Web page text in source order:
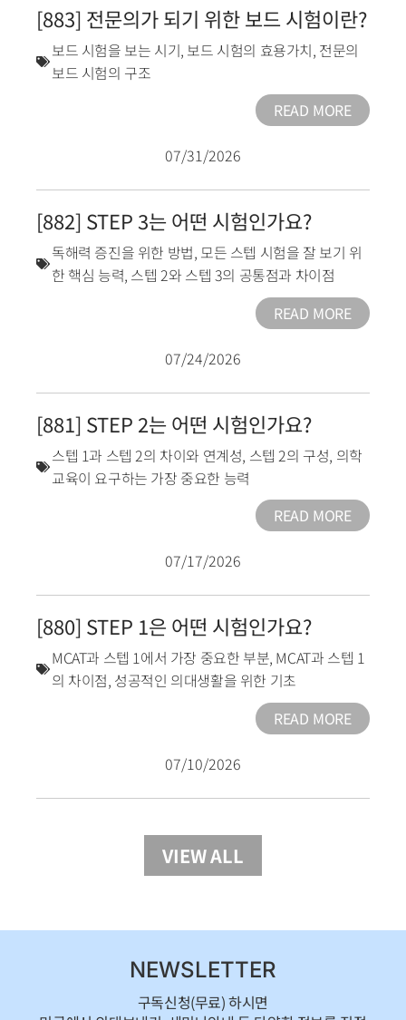
[883] 전문의가 되기 위한 보드 시험이란?
보드 시험을 보는 시기, 보드 시험의 효용가치, 전문의
보드 시험의 구조
READ MORE
07/31/2026
[882] STEP 3는 어떤 시험인가요?
독해력 증진을 위한 방법, 모든 스텝 시험을 잘 보기 위
한 핵심 능력, 스텝 2와 스텝 3의 공통점과 차이점
READ MORE
07/24/2026
[881] STEP 2는 어떤 시험인가요?
스텝 1과 스텝 2의 차이와 연계성, 스텝 2의 구성, 의학
교육이 요구하는 가장 중요한 능력
READ MORE
07/17/2026
[880] STEP 1은 어떤 시험인가요?
MCAT과 스텝 1에서 가장 중요한 부분, MCAT과 스텝 1
의 차이점, 성공적인 의대생활을 위한 기초
READ MORE
07/10/2026
VIEW ALL
NEWSLETTER
구독신청(무료) 하시면